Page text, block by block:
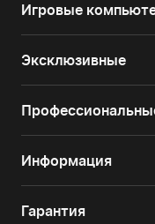
Игровые
Эксклюзивные
Информация
Гарантия